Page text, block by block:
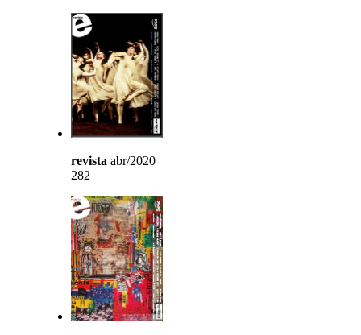
revista abr/2020
282